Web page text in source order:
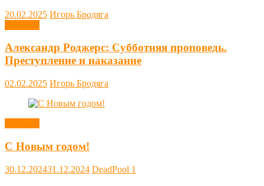
20.02.2025 Игорь Бродяга
Александр Роджерс: Субботняя проповедь.
Преступление и наказание
02.02.2025 Игорь Бродяга
С Новым годом!
30.12.202431.12.2024 DeadPool 1